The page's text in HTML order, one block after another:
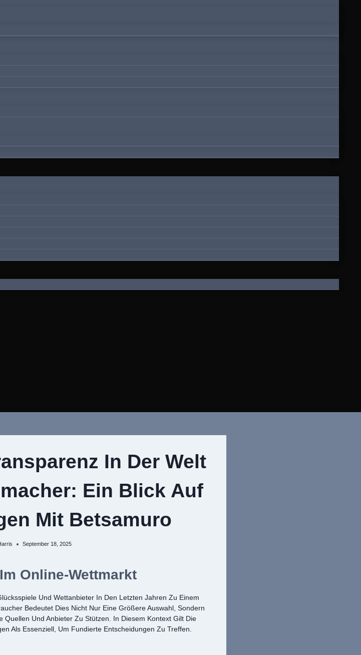
In Der Welt
Ein Blick Auf
Mit Betsamuro
September 18, 2025
Online-Wettmarkt
Und Wettanbieter In Den Letzten Jahren Zu Einem
Bedeutet Dies Nicht Nur Eine Größere Auswahl, Sondern
Quellen Und Anbieter Zu Stützen. In Diesem Kontext Gilt Die
Als Essenziell, Um Fundierte Entscheidungen Zu Treffen.